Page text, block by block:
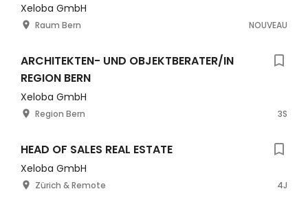
Xeloba GmbH
Raum Bern NOUVEAU
ARCHITEKTEN- UND OBJEKTBERATER/IN
REGION BERN
Xeloba GmbH
Region Bern 3S
HEAD OF SALES REAL ESTATE
Xeloba GmbH
Zürich & Remote 4J